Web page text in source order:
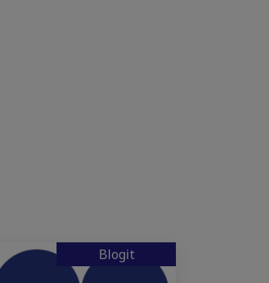
Blogit